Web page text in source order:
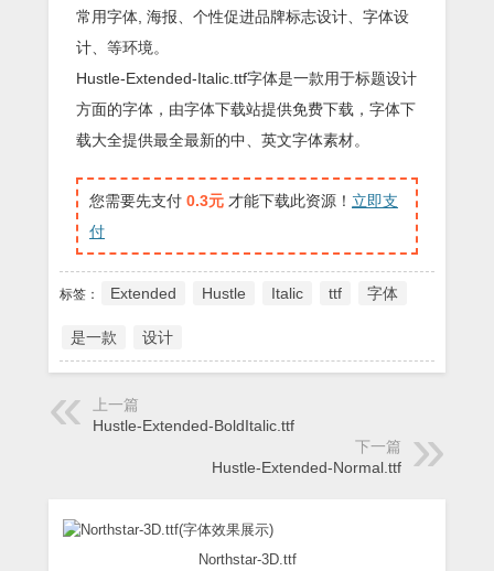
常用字体, 海报、个性促进品牌标志设计、字体设
计、等环境。
Hustle-Extended-Italic.ttf字体是一款用于标题设计
方面的字体，由字体下载站提供免费下载，字体下
载大全提供最全最新的中、英文字体素材。
您需要先支付 0.3元 才能下载此资源！ 立即支
付
标签： Extended Hustle Italic ttf 字体
是一款 设计
上一篇
Hustle-Extended-BoldItalic.ttf
下一篇
Hustle-Extended-Normal.ttf
Northstar-3D.ttf